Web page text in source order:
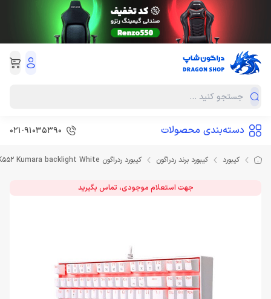
دسته‌بندی محصولات 021-91035390
کیبورد کیبورد برند ردراگون کیبورد ردراگون Keyboard Redragon K552 Kumara backlight White
جهت استعلام موجودی، تماس بگیرید